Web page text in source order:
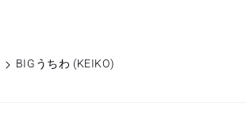
BIGうちわ (KEIKO)